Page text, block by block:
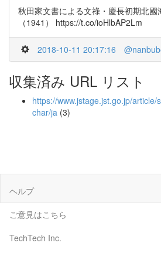
秋田家文書による文祿・慶長初期北國
（1941） https://t.co/ioHlbAP2Lm
2018-10-11 20:17:16
収集済み URL リスト
https://www.jstage.jst.go.jp/
char/ja (3)
ヘルプ
ご意見はこちら
TechTech Inc.